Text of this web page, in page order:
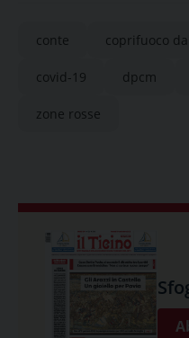
conte coprifuoco
covid-19 dpcm
zone rosse